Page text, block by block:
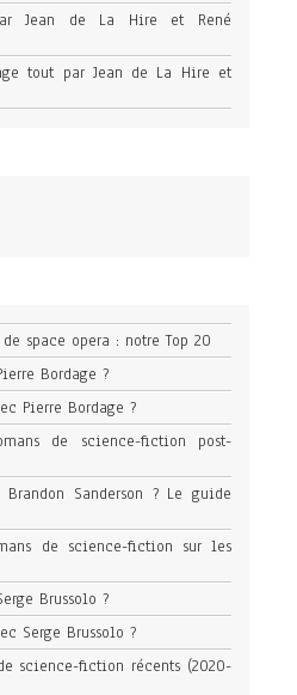
Jean de La Hire et René
tout par Jean de La Hire et
space opera : notre Top 20
Bordage ?
Pierre Bordage ?
de science-fiction post-
Sanderson ? Le guide
de science-fiction sur les
Brussolo ?
Serge Brussolo ?
science-fiction récents (2020-